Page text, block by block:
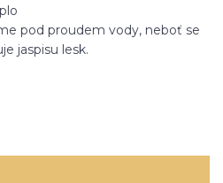
pod proudem vody, neboť se
jaspisu lesk.